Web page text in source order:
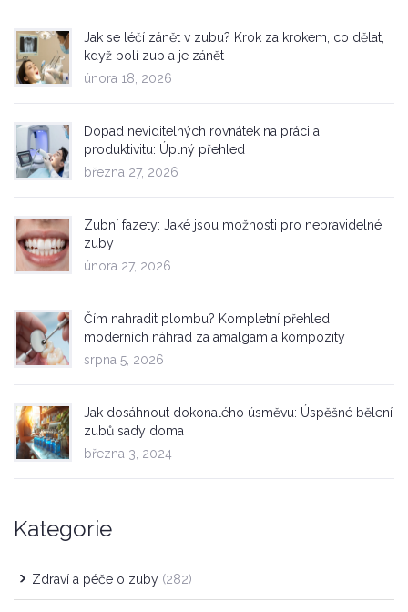
Jak se léčí zánět v zubu? Krok za krokem, co dělat,
když bolí zub a je zánět
února 18, 2026
Dopad neviditelných rovnátek na práci a
produktivitu: Úplný přehled
března 27, 2026
Zubní fazety: Jaké jsou možnosti pro nepravidelné
zuby
února 27, 2026
Čím nahradit plombu? Kompletní přehled
moderních náhrad za amalgam a kompozity
srpna 5, 2026
Jak dosáhnout dokonalého úsměvu: Úspěšné bělení
zubů sady doma
března 3, 2024
Kategorie
Zdraví a péče o zuby (282)